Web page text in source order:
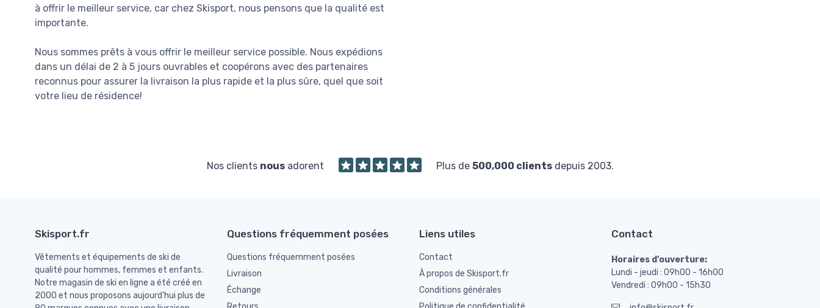
à offrir le meilleur service, car chez Skisport, nous pensons que la qualité est
importante.
Nous sommes prêts à vous offrir le meilleur service possible. Nous expédions
dans un délai de 2 à 5 jours ouvrables et coopérons avec des partenaires
reconnus pour assurer la livraison la plus rapide et la plus sûre, quel que soit
votre lieu de résidence!
Nos clients nousadorent Plus de 500,000 clientsdepuis 2003.
Skisport.fr
Vêtements et équipements de ski de
qualité pour hommes, femmes et enfants.
Notre magasin de ski en ligne a été créé en
2000 et nous proposons aujourd'hui plus de
Questions fréquemment posées
Questions fréquemment posées
Livraison
Échange
Liens utiles
Contact
À propos de Skisport.fr
Conditions générales
Contact
Horaires d'ouverture:
Lundi - jeudi : 09h00 - 16h00
Vendredi : 09h00 - 15h30